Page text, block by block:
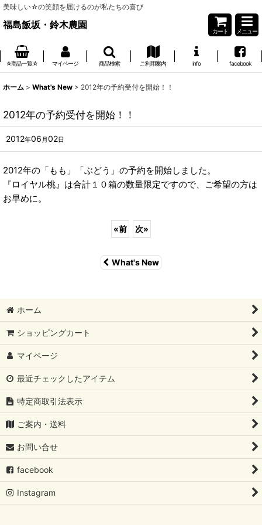
美味しい☆の笑顔を届けるのが私たちの喜び
福島飯坂・鈴木農園
カート メニュー
☆商品一覧☆ マイページ 商品検索 ご利用案内 info facebook
ホーム > What's New > 2012年の予約受付を開始！！
2012年の予約受付を開始！！
2012年06 月02日
2012年の「もも」「ぶどう」の予約を開始しました。
『ロイヤル桃』は合計１０箱の数量限定ですので、ご希望の方は
お早めに。
«前 次»
What's New
ホーム
ショッピングカート
マイページ
最近チェックしたアイテム
特定商取引法表示
ご案内・送料
お問い合せ
facebook
Instagram